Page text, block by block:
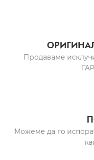
Продаваме
Можеме да го